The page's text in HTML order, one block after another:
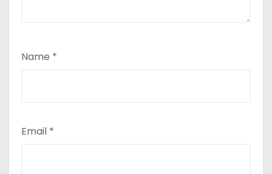
Name *
Email *